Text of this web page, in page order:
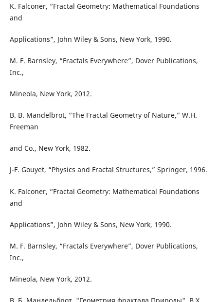
K. Falconer, “Fractal Geometry: Mathematical Foundations
and
Applications”, John Wiley & Sons, New York, 1990.
M. F. Barnsley, “Fractals Everywhere”, Dover Publications,
Inc.,
Mineola, New York, 2012.
B. B. Mandelbrot, “The Fractal Geometry of Nature,” W.H.
Freeman
and Co., New York, 1982.
J-F. Gouyet, “Physics and Fractal Structures,” Springer, 1996.
K. Falconer, “Fractal Geometry: Mathematical Foundations
and
Applications”, John Wiley & Sons, New York, 1990.
M. F. Barnsley, “Fractals Everywhere”, Dover Publications,
Inc.,
Mineola, New York, 2012.
В. Б. Мандельброт, "Геометрия фрактала Природы", В.Х.